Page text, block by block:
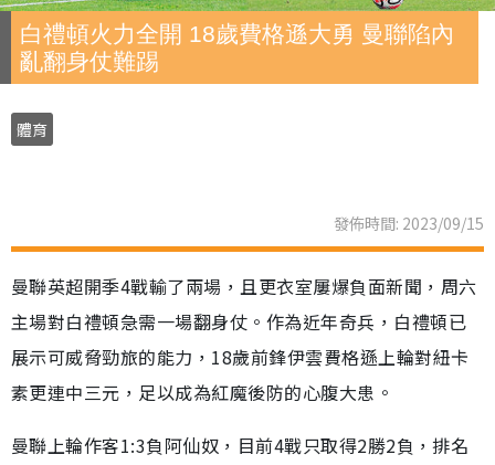
白禮頓火力全開 18歲費格遜大勇 曼聯陷內
亂翻身仗難踢
體育
發佈時間: 2023/09/15
曼聯英超開季4戰輸了兩場，且更衣室屢爆負面新聞，周六
主場對白禮頓急需一場翻身仗。作為近年奇兵，白禮頓已
展示可威脅勁旅的能力，18歲前鋒伊雲費格遜上輪對紐卡
素更連中三元，足以成為紅魔後防的心腹大患。
曼聯上輪作客1:3負阿仙奴，目前4戰只取得2勝2負，排名